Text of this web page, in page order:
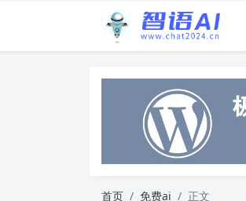
首页 免费ai 正文